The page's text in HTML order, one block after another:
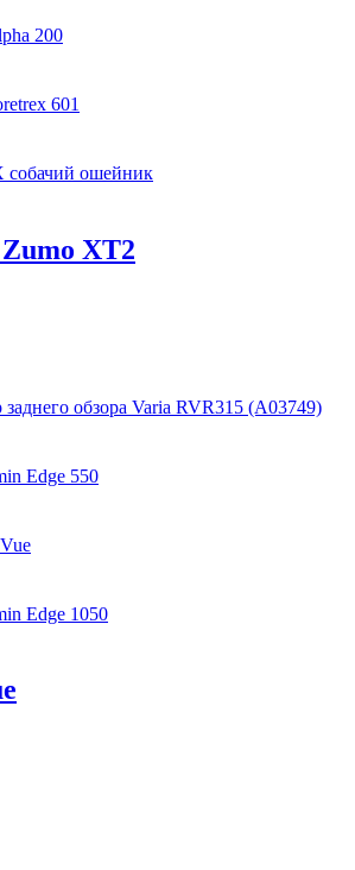
200
601
собачий ошейник
XT2
обзора Varia RVR315 (A03749)
Edge 550
Edge 1050